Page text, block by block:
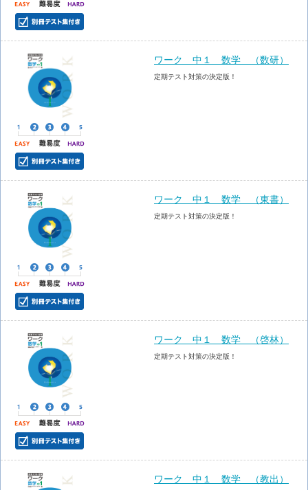
ワーク 中１ 数学 （数研）
定期テスト対策の決定版！
ワーク 中１ 数学 （東書）
定期テスト対策の決定版！
ワーク 中１ 数学 （啓林）
定期テスト対策の決定版！
ワーク 中１ 数学 （教出）